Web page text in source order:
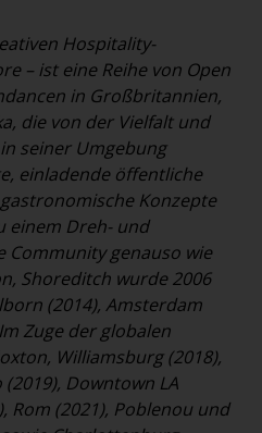
Hospitality-
– ist eine Reihe von Open
in Großbritannien,
die von der Vielfalt und
seiner Umgebung
einladende öffentliche
Konzepte
einem Dreh- und
Community genauso wie
Shoreditch wurde 2006
(2014), Amsterdam
Zuge der globalen
Williamsburg (2018),
Downtown LA
Rom (2021), Poblenou und